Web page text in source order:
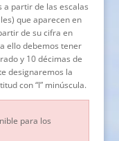
a partir de las escalas
que aparecen en
de su cifra en
ello debemos tener
y 10 décimas de
designaremos la
con “l” minúscula.
para los